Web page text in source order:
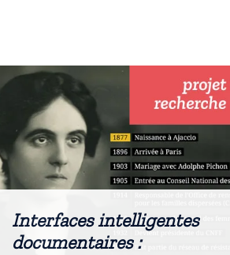
Interfaces intelligentes
documentaires :